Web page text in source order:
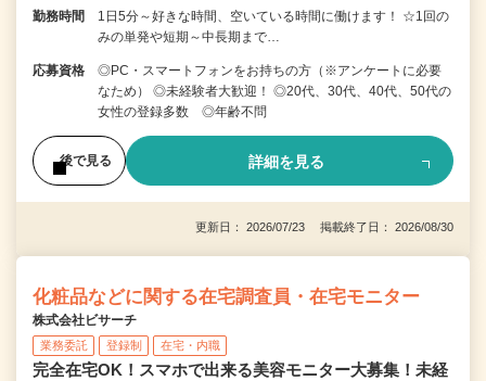
勤務時間
1日5分～好きな時間、空いている時間に働けます！ ☆1回の
みの単発や短期～中長期まで…
応募資格
◎PC・スマートフォンをお持ちの方（※アンケートに必要
なため） ◎未経験者大歓迎！ ◎20代、30代、40代、50代の
女性の登録多数 ◎年齢不問
後で見る 詳細を見る
更新日： 2026/07/23 掲載終了日： 2026/08/30
化粧品などに関する在宅調査員・在宅モニター
株式会社ビサーチ
業務委託 登録制 在宅・内職
完全在宅OK！スマホで出来る美容モニター大募集！未経